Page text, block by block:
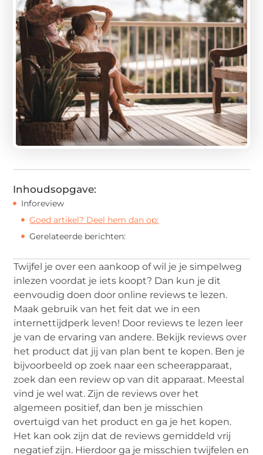
Inhoudsopgave:
Inforeview
Goed artikel? Deel hem dan op:
Gerelateerde berichten:
Twijfel je over een aankoop of wil je je simpelweg
inlezen voordat je iets koopt? Dan kun je dit
eenvoudig doen door online reviews te lezen.
Maak gebruik van het feit dat we in een
internettijdperk leven! Door reviews te lezen leer
je van de ervaring van andere. Bekijk reviews over
het product dat jij van plan bent te kopen. Ben je
bijvoorbeeld op zoek naar een scheerapparaat,
zoek dan een review op van dit apparaat. Meestal
vind je wel wat. Zijn de reviews over het
algemeen positief, dan ben je misschien
overtuigd van het product en ga je het kopen.
Het kan ook zijn dat de reviews gemiddeld vrij
negatief zijn. Hierdoor ga je misschien twijfelen en